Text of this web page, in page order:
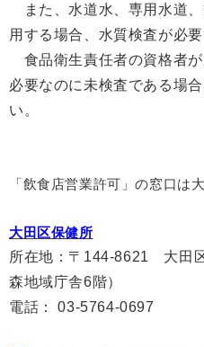
また、 水道水、専用水道
用する場合、水質検査が必要
食品衛生責任者の資格者
必要なのに未検査である場
い。
「飲食店営業許可」の窓口は
大田区保健所
所在地 ： 〒144-8621 大田
森地域庁舎6階）
電話 ： 03-5764-0697